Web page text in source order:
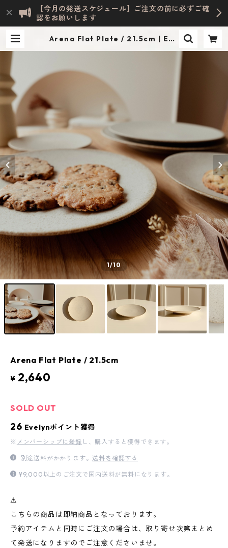
【今月の発送スケジュール】ご注文の前に必ずご確
認をお願いします
Arena Flat Plate / 21.5cm | Eve
1/10
Arena Flat Plate / 21.5cm
¥ 2,640
SOLD OUT
26 Evelynポイント獲得
※ メンバーシップに登録 し、購入すると獲得できます。
別途送料がかかります。送料を確認する
¥9,000以上のご注文で国内送料が無料になります。
⚠︎
こちらの商品は即納商品となっております。
予約アイテムと同時にご注文の場合は、取り寄せ次第まとめ
て発送になりますのでご注意くださいませ。